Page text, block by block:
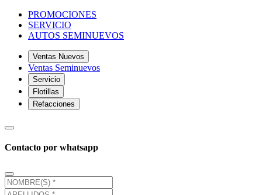
PROMOCIONES
SERVICIO
AUTOS SEMINUEVOS
Ventas Nuevos
Ventas Seminuevos
Servicio
Flotillas
Refacciones
Contacto por whatsapp